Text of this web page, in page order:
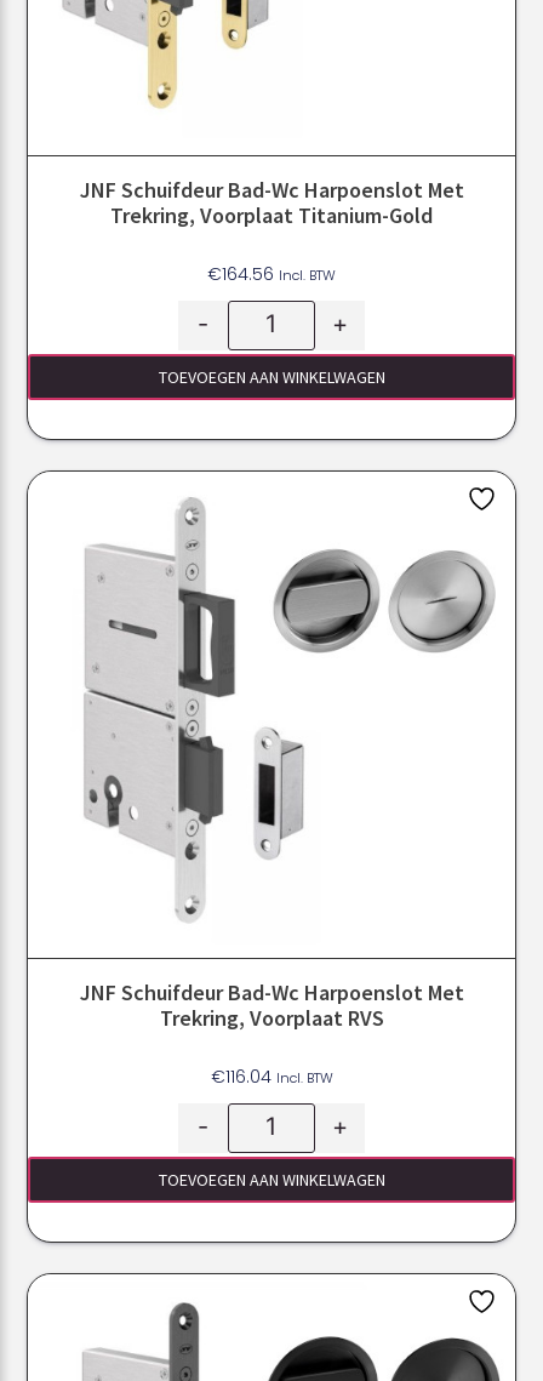
JNF Schuifdeur Bad-Wc Harpoenslot Met
Trekring, Voorplaat Titanium-Gold
€164.56 Incl. BTW
- +
TOEVOEGEN AAN WINKELWAGEN
JNF Schuifdeur Bad-Wc Harpoenslot Met
Trekring, Voorplaat RVS
€116.04 Incl. BTW
- +
TOEVOEGEN AAN WINKELWAGEN